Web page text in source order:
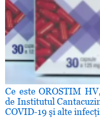
Ce este OROSTIM
de Institutul
COVID-19 şi alte